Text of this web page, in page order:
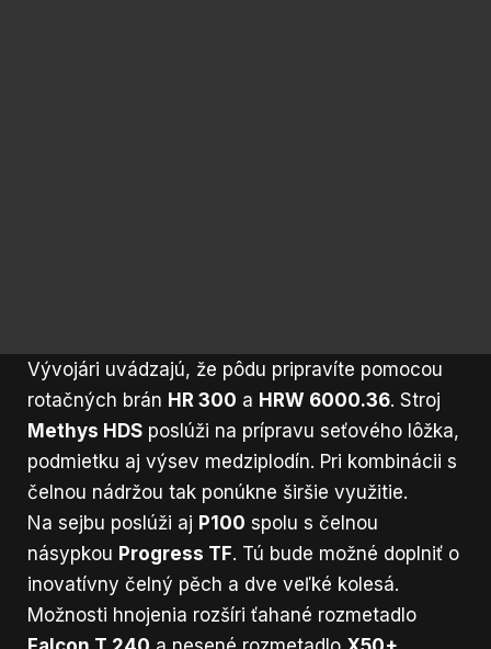
Vývojári uvádzajú, že pôdu pripravíte pomocou
rotačných brán HR 300 a HRW 6000.36. Stroj
Methys HDS poslúži na prípravu seťového lôžka,
podmietku aj výsev medziplodín. Pri kombinácii s
čelnou nádržou tak ponúkne širšie využitie.
Na sejbu poslúži aj P100 spolu s čelnou
násypkou Progress TF. Tú bude možné doplniť o
inovatívny čelný pěch a dve veľké kolesá.
Možnosti hnojenia rozšíri ťahané rozmetadlo